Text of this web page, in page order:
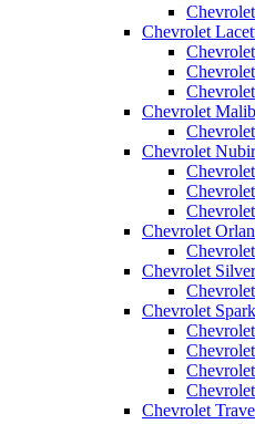
Chevrolet
Chevrolet
Chevrolet
Chevrolet
Chevrolet
Chevrolet Spark
Chevrolet